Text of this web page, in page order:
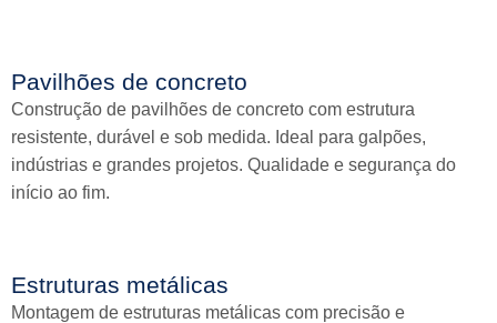
Pavilhões de concreto
Construção de pavilhões de concreto com estrutura
resistente, durável e sob medida. Ideal para galpões,
indústrias e grandes projetos. Qualidade e segurança do
início ao fim.
Estruturas metálicas
Montagem de estruturas metálicas com precisão e